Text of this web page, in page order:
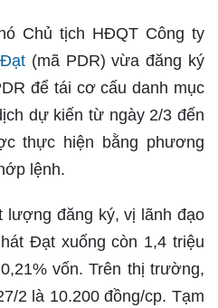
Chủ tịch HĐQT Công ty
(mã PDR) vừa đăng ký
để tái cơ cấu danh mục
dự kiến từ ngày 2/3 đến
thực hiện bằng phương
lệnh.
lượng đăng ký, vị lãnh đạo
Đạt xuống còn 1,4 triệu
vốn. Trên thị trường,
2 là 10.200 đồng/cp. Tạm